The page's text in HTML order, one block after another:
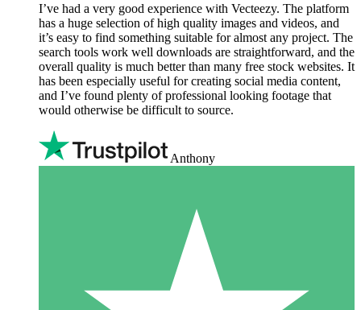
I’ve had a very good experience with Vecteezy. The platform
has a huge selection of high quality images and videos, and
it’s easy to find something suitable for almost any project. The
search tools work well downloads are straightforward, and the
overall quality is much better than many free stock websites. It
has been especially useful for creating social media content,
and I’ve found plenty of professional looking footage that
would otherwise be difficult to source.
Anthony